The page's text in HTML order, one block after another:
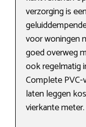
verzorging is
voor woningen
goed overweg
ook regelmatig
Complete
laten leggen
vierkante meter.